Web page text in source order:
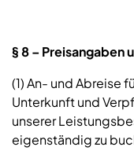
§ 8 – Preisangaben
(1) An- und Abreise
Unterkunft und
unserer
eigenständig zu